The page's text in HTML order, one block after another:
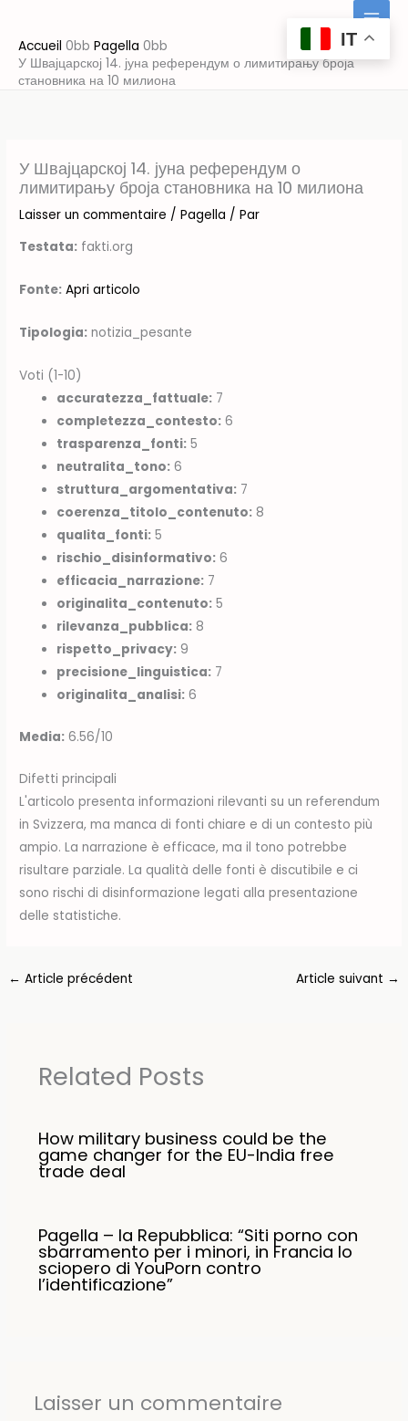
contenu
Accueil
Pagella
У Швајцарској 14. јуна референдум о лимитирању броја
становника на 10 милиона
У Швајцарској 14. јуна референдум о
лимитирању броја становника на 10 милиона
Laisser un commentaire /Pagella / Par
Testata: fakti.org
Fonte: Apri articolo
Tipologia: notizia_pesante
Voti (1-10)
accuratezza_fattuale: 7
completezza_contesto: 6
trasparenza_fonti: 5
neutralita_tono: 6
struttura_argomentativa: 7
coerenza_titolo_contenuto: 8
qualita_fonti: 5
rischio_disinformativo: 6
efficacia_narrazione: 7
originalita_contenuto: 5
rilevanza_pubblica: 8
rispetto_privacy: 9
precisione_linguistica: 7
originalita_analisi: 6
Media: 6.56/10
Difetti principali
L'articolo presenta informazioni rilevanti su un referendum
in Svizzera, ma manca di fonti chiare e di un contesto più
ampio. La narrazione è efficace, ma il tono potrebbe
risultare parziale. La qualità delle fonti è discutibile e ci
sono rischi di disinformazione legati alla presentazione
delle statistiche.
← Article précédent Article suivant →
Related Posts
How military business could be the
game changer for the EU-India free
trade deal
Pagella – la Repubblica: “Siti porno con
sbarramento per i minori, in Francia lo
sciopero di YouPorn contro
l’identificazione”
Laisser un commentaire
IT